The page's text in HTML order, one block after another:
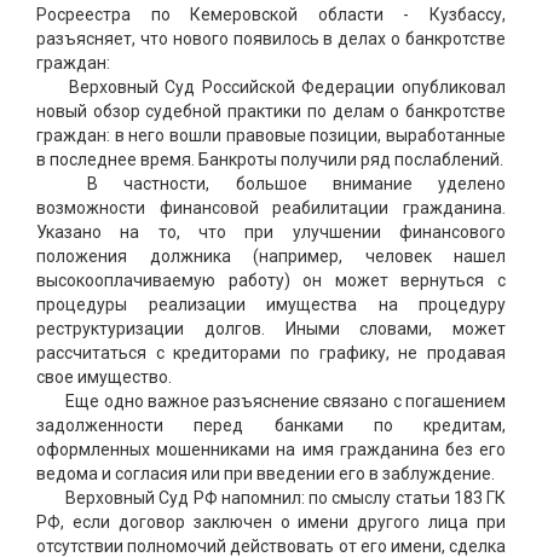
Росреестра по Кемеровской области - Кузбассу,
разъясняет, что нового появилось в делах о банкротстве
граждан:
Верховный Суд Российской Федерации опубликовал
новый обзор судебной практики по делам о банкротстве
граждан: в него вошли правовые позиции, выработанные
в последнее время. Банкроты получили ряд послаблений.
В частности, большое внимание уделено
возможности финансовой реабилитации гражданина.
Указано на то, что при улучшении финансового
положения должника (например, человек нашел
высокооплачиваемую работу) он может вернуться с
процедуры реализации имущества на процедуру
реструктуризации долгов. Иными словами, может
рассчитаться с кредиторами по графику, не продавая
свое имущество.
Еще одно важное разъяснение связано с погашением
задолженности перед банками по кредитам,
оформленных мошенниками на имя гражданина без его
ведома и согласия или при введении его в заблуждение.
Верховный Суд РФ напомнил: по смыслу статьи 183 ГК
РФ, если договор заключен о имени другого лица при
отсутствии полномочий действовать от его имени, сделка